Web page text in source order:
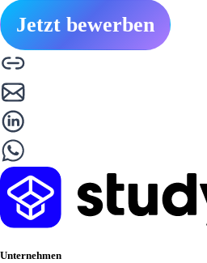
Jetzt bewerben
Unternehmen